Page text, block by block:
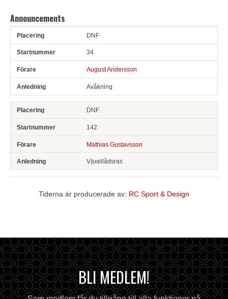
Announcements
Pl Snr Anledning
DNF
34
August Andersson
Avåkning
DNF
142
Mathias Gustavsson
Växellådsras
Tiderna är producerade av: RC Sport & Design
BLI MEDLEM!